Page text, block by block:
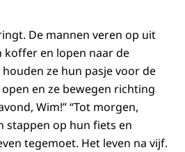
De mannen veren op uit
koffer en lopen naar de
ze hun pasje voor de
en ze bewegen richting
Wim!” “Tot morgen,
stappen op hun fiets en
tegemoet. Het leven na vijf.